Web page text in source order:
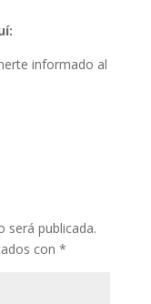
informado al
será publicada.
con *